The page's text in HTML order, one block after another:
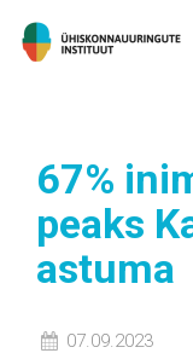
67%
peaks
astuma
07.09.2023